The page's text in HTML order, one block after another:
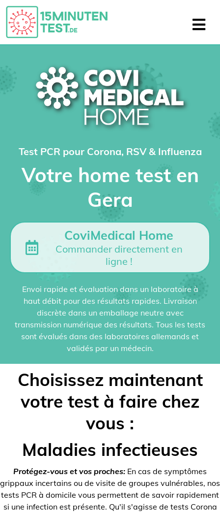
Test PCR pour Corona, RSV & Influenza
Votre home test en
Gera
CoviMedical Home
Commander directement en
ligne !
Envoi rapide et évaluation dans un laboratoire à
haut débit pour des résultats rapides. Livraison
discrète dans un emballage neutre avec
transmission numérique des résultats. Tous les tests
sont évalués dans des laboratoires allemands et
validés par un médecin.
Choisissez maintenant
votre test à faire chez
vous :
Maladies infectieuses
Protégez-vous et vos proches: En cas de symptômes
grippaux incertains ou de visite de groupes vulnérables, nos
tests PCR à domicile vous permettent de savoir rapidement
si une infection est présente. Qu'il s'agisse de tests Corona